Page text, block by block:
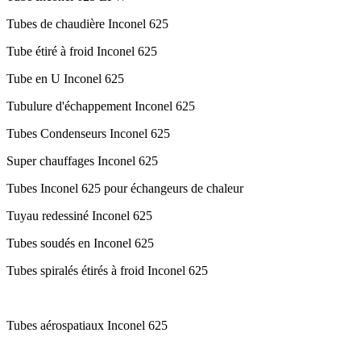
Tubes de chaudière Inconel 625
Tube étiré à froid Inconel 625
Tube en U Inconel 625
Tubulure d'échappement Inconel 625
Tubes Condenseurs Inconel 625
Super chauffages Inconel 625
Tubes Inconel 625 pour échangeurs de chaleur
Tuyau redessiné Inconel 625
Tubes soudés en Inconel 625
Tubes spiralés étirés à froid Inconel 625
Tubes aérospatiaux Inconel 625